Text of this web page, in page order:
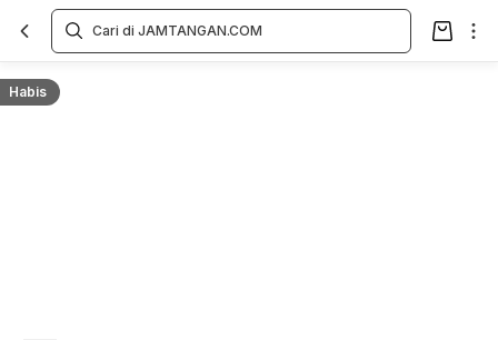
Habis
Overview